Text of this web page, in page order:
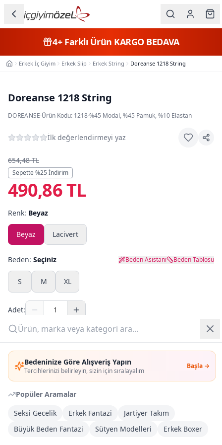
Bedeninize Göre Alışveriş Yapın
Tercihlerinizi belirleyin, sizin için sıralayalım
Başla →
Popüler Aramalar
Seksi Gecelik
Erkek Fantazi
Jartiyer Takım
Büyük Beden Fantazi
Sütyen Modelleri Erkek Boxer
Kategorileri
Çocuk
Fantazi
Büyük
Beden
Markalar
Plaj & Mayo
Yazlık Pijama
Kampanyalar
Yeni Gelenler
OUTLET
Giriş Yap
Üye Ol
Son Günler
Ana SayfaErkek İç Giyim Erkek Slip Erkek String Doreanse 1218 String
Doreanse 1218 String
DOREANSE·Ürün Kodu: 1218·%45 Modal, %45 Pamuk, %10 Elastan
İlk değerlendirmeyi yaz
654,48 TL
Sepette %25 İndirim
490,86 TL
Renk: Beyaz
Beyaz Lacivert
Beden: Seçiniz Beden Asistanı Beden Tablosu
S M XL
Adet:
Sepete Ekle
Şimdi Al
DHL Kargoya Teslim
İlk iş günü kargoda
Kargo Bedava